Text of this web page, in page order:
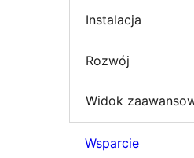
Instalacja
Rozwój
Widok
Wsparcie